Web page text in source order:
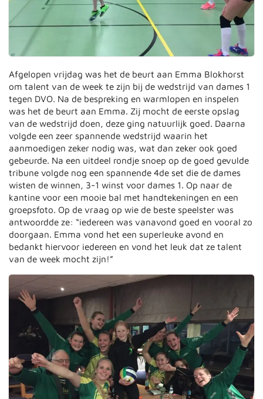
Afgelopen vrijdag was het de beurt aan Emma Blokhorst
om talent van de week te zijn bij de wedstrijd van dames 1
tegen DVO. Na de bespreking en warmlopen en inspelen
was het de beurt aan Emma. Zij mocht de eerste opslag
van de wedstrijd doen, deze ging natuurlijk goed. Daarna
volgde een zeer spannende wedstrijd waarin het
aanmoedigen zeker nodig was, wat dan zeker ook goed
gebeurde. Na een uitdeel rondje snoep op de goed gevulde
tribune volgde nog een spannende 4de set die de dames
wisten de winnen, 3-1 winst voor dames 1. Op naar de
kantine voor een mooie bal met handtekeningen en een
groepsfoto. Op de vraag op wie de beste speelster was
antwoordde ze: “iedereen was vanavond goed en vooral zo
doorgaan. Emma vond het een superleuke avond en
bedankt hiervoor iedereen en vond het leuk dat ze talent
van de week mocht zijn!”